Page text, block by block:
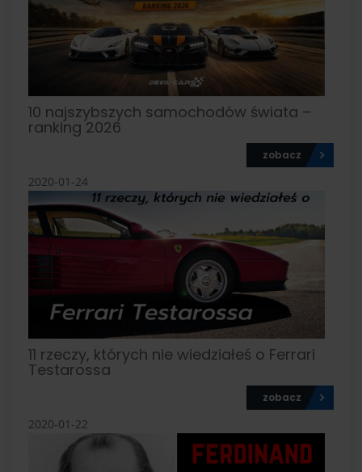
10 najszybszych samochodów świata –
ranking 2026
zobacz
2020-01-24
11 rzeczy, których nie wiedziałeś o Ferrari
Testarossa
zobacz
2020-01-22